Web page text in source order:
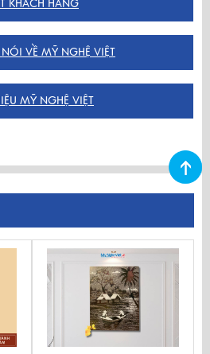
KHÁCH HÀNG
VỀ MỸ NGHỆ VIỆT
MỸ NGHỆ VIỆT